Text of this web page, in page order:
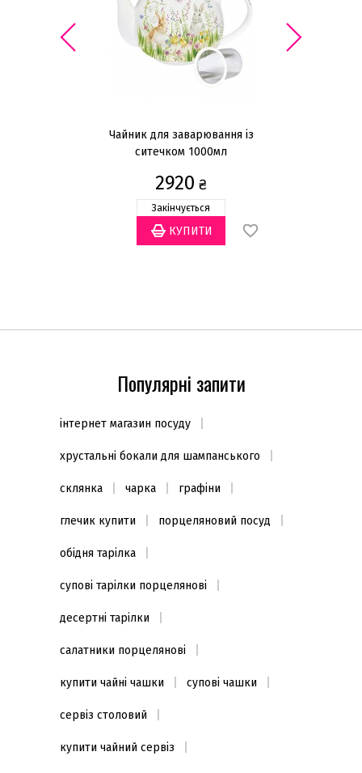
Чайник для заварювання із
ситечком 1000мл
2920 ₴
Закінчується
Популярні запити
інтернет магазин посуду
хрустальні бокали для шампанського
склянка чарка графіни
глечик купити порцеляновий посуд
обідня тарілка
супові тарілки порцелянові
десертні тарілки
салатники порцелянові
купити чайні чашки супові чашки
сервіз столовий
купити чайний сервіз